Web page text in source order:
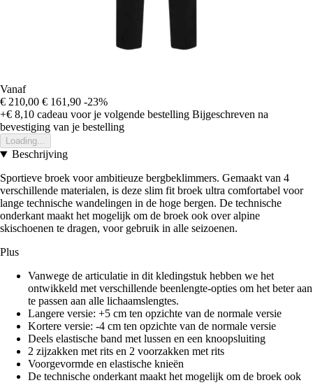
Vanaf
€ 210,00 € 161,90 -23%
+€ 8,10 cadeau voor je volgende bestelling Bijgeschreven na
bevestiging van je bestelling
Loading...
Beschrijving
Sportieve broek voor ambitieuze bergbeklimmers. Gemaakt van 4
verschillende materialen, is deze slim fit broek ultra comfortabel voor
lange technische wandelingen in de hoge bergen. De technische
onderkant maakt het mogelijk om de broek ook over alpine
skischoenen te dragen, voor gebruik in alle seizoenen.
Plus
Vanwege de articulatie in dit kledingstuk hebben we het
ontwikkeld met verschillende beenlengte-opties om het beter aan
te passen aan alle lichaamslengtes.
Langere versie: +5 cm ten opzichte van de normale versie
Kortere versie: -4 cm ten opzichte van de normale versie
Deels elastische band met lussen en een knoopsluiting
2 zijzakken met rits en 2 voorzakken met rits
Voorgevormde en elastische knieën
De technische onderkant maakt het mogelijk om de broek ook